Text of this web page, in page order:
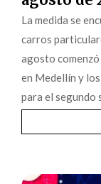
La medida se
carros
agosto
en Medellín y
para el segundo